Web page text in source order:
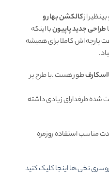
بینظیر ازکالکشن بهار و
طراحی جدید پاپیونبا اینکه
پارچه اش کاملا برای همیشه
طور هست .با طرح پر
شده طرفدارای زیادی داشته
مناسب استفاده روزمره
نخی ها اینجا کلیک کنید